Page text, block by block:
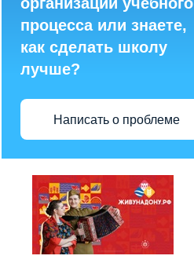
процесса или знаете,
как сделать школу
лучше?
Написать о проблеме